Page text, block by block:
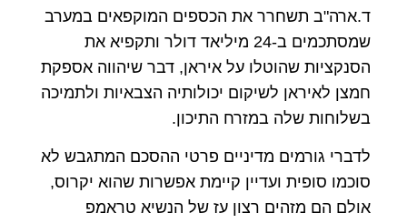
ד.ארה"ב תשחרר את הכספים המוקפאים במערב
שמסתכמים ב-24 מיליאד דולר ותקפיא את
הסנקציות שהוטלו על איראן, דבר שיהווה אספקת
חמצן לאיראן לשיקום יכולותיה הצבאיות ולתמיכה
בשלוחות שלה במזרח התיכון.
לדברי גורמים מדיניים פרטי ההסכם המתגבש לא
סוכמו סופית ועדיין קיימת אפשרות שהוא יקרוס,
אולם הם מזהים רצון עז של הנשיא טראמפ